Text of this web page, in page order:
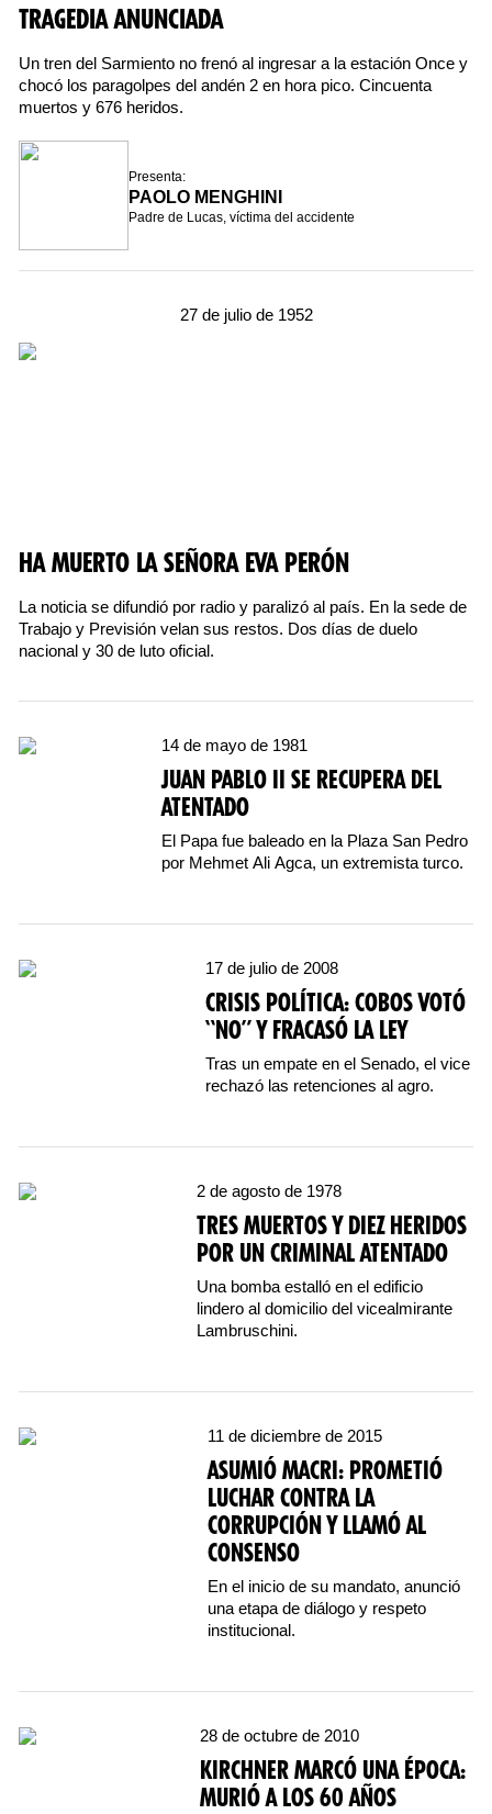
TRAGEDIA ANUNCIADA
Un tren del Sarmiento no frenó al ingresar a la estación Once y
chocó los paragolpes del andén 2 en hora pico. Cincuenta
muertos y 676 heridos.
Presenta:
PAOLO MENGHINI
Padre de Lucas, víctima del accidente
HA MUERTO LA SEÑORA EVA PERÓN
La noticia se difundió por radio y paralizó al país. En la sede de
Trabajo y Previsión velan sus restos. Dos días de duelo
nacional y 30 de luto oficial.
27 de julio de 1952
14 de mayo de 1981
JUAN PABLO II SE RECUPERA DEL
ATENTADO
El Papa fue baleado en la Plaza San Pedro
por Mehmet Ali Agca, un extremista turco.
17 de julio de 2008
CRISIS POLÍTICA: COBOS VOTÓ
“NO” Y FRACASÓ LA LEY
Tras un empate en el Senado, el vice
rechazó las retenciones al agro.
2 de agosto de 1978
TRES MUERTOS Y DIEZ HERIDOS
POR UN CRIMINAL ATENTADO
Una bomba estalló en el edificio
lindero al domicilio del vicealmirante
Lambruschini.
11 de diciembre de 2015
ASUMIÓ MACRI: PROMETIÓ
LUCHAR CONTRA LA
CORRUPCIÓN Y LLAMÓ AL
CONSENSO
En el inicio de su mandato, anunció
una etapa de diálogo y respeto
institucional.
28 de octubre de 2010
KIRCHNER MARCÓ UNA ÉPOCA:
MURIÓ A LOS 60 AÑOS